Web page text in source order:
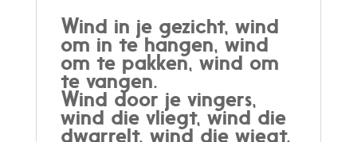
Wind in je gezicht, wind
om in te hangen, wind
om te pakken, wind om
te vangen.
Wind door je vingers,
wind die vliegt, wind die
dwarrelt, wind die wiegt.